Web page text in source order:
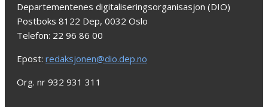
Departementenes digitaliseringsorganisasjon (DIO)
Postboks 8122 Dep, 0032 Oslo
Telefon: 22 96 86 00
Epost: redaksjonen@dio.dep.no
Org. nr 932 931 311